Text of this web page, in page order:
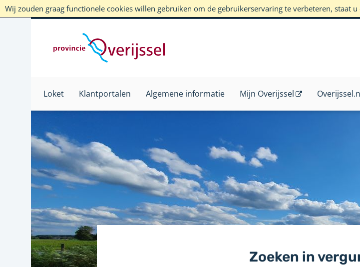
Wij zouden graag functionele cookies willen gebruiken om de gebruikerservaring te verbeteren, staat u
Loket Klantportalen Algemene informatie Mijn Overijssel
Zoeken in